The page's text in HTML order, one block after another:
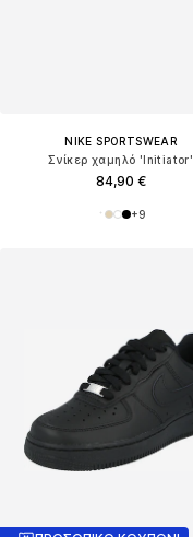
NIKE SPORTSWEAR
Σνίκερ χαμηλό 'Initiator'
84,90 €
+9